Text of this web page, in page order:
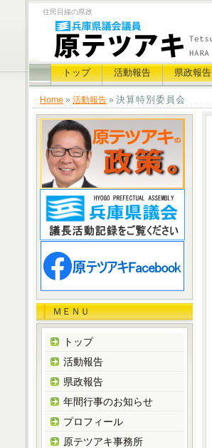
住民目線の県政
トップ 活動報告 県政報告
Home » 活動報告 » 決算特別委員会
ＭＥＮＵ
トップ
活動報告
県政報告
年間行事のお知らせ
プロフィール
原テツアキ事務所